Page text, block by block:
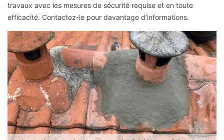
travaux avec les mesures de sécurité requise et en toute
efficacité. Contactez-le pour davantage d’informations.